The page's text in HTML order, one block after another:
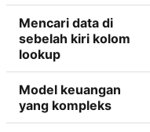
Mencari data di
sebelah kiri kolom
lookup
Model keuangan
yang kompleks